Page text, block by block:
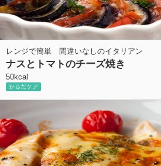
レンジで簡単 間違いなしのイタリアン
ナスとトマトのチーズ焼き
50kcal